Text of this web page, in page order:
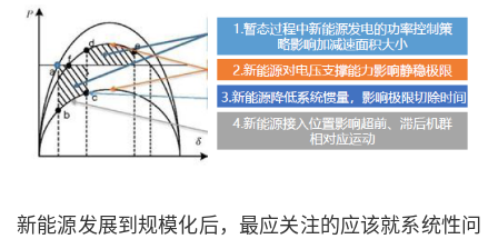
新能源发展到规模化后，最应关注的应该就系统性问